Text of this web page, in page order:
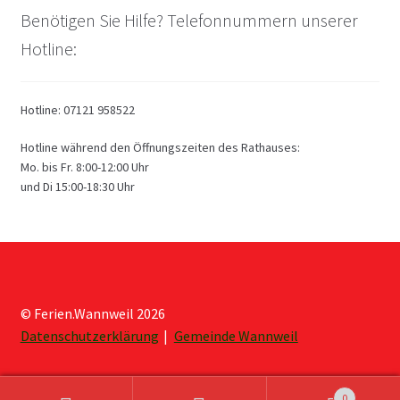
Benötigen Sie Hilfe? Telefonnummern unserer
Hotline:
Hotline: 07121 958522
Hotline während den Öffnungszeiten des Rathauses:
Mo. bis Fr. 8:00-12:00 Uhr
und Di 15:00-18:30 Uhr
© Ferien.Wannweil 2026
Datenschutzerklärung
Gemeinde Wannweil